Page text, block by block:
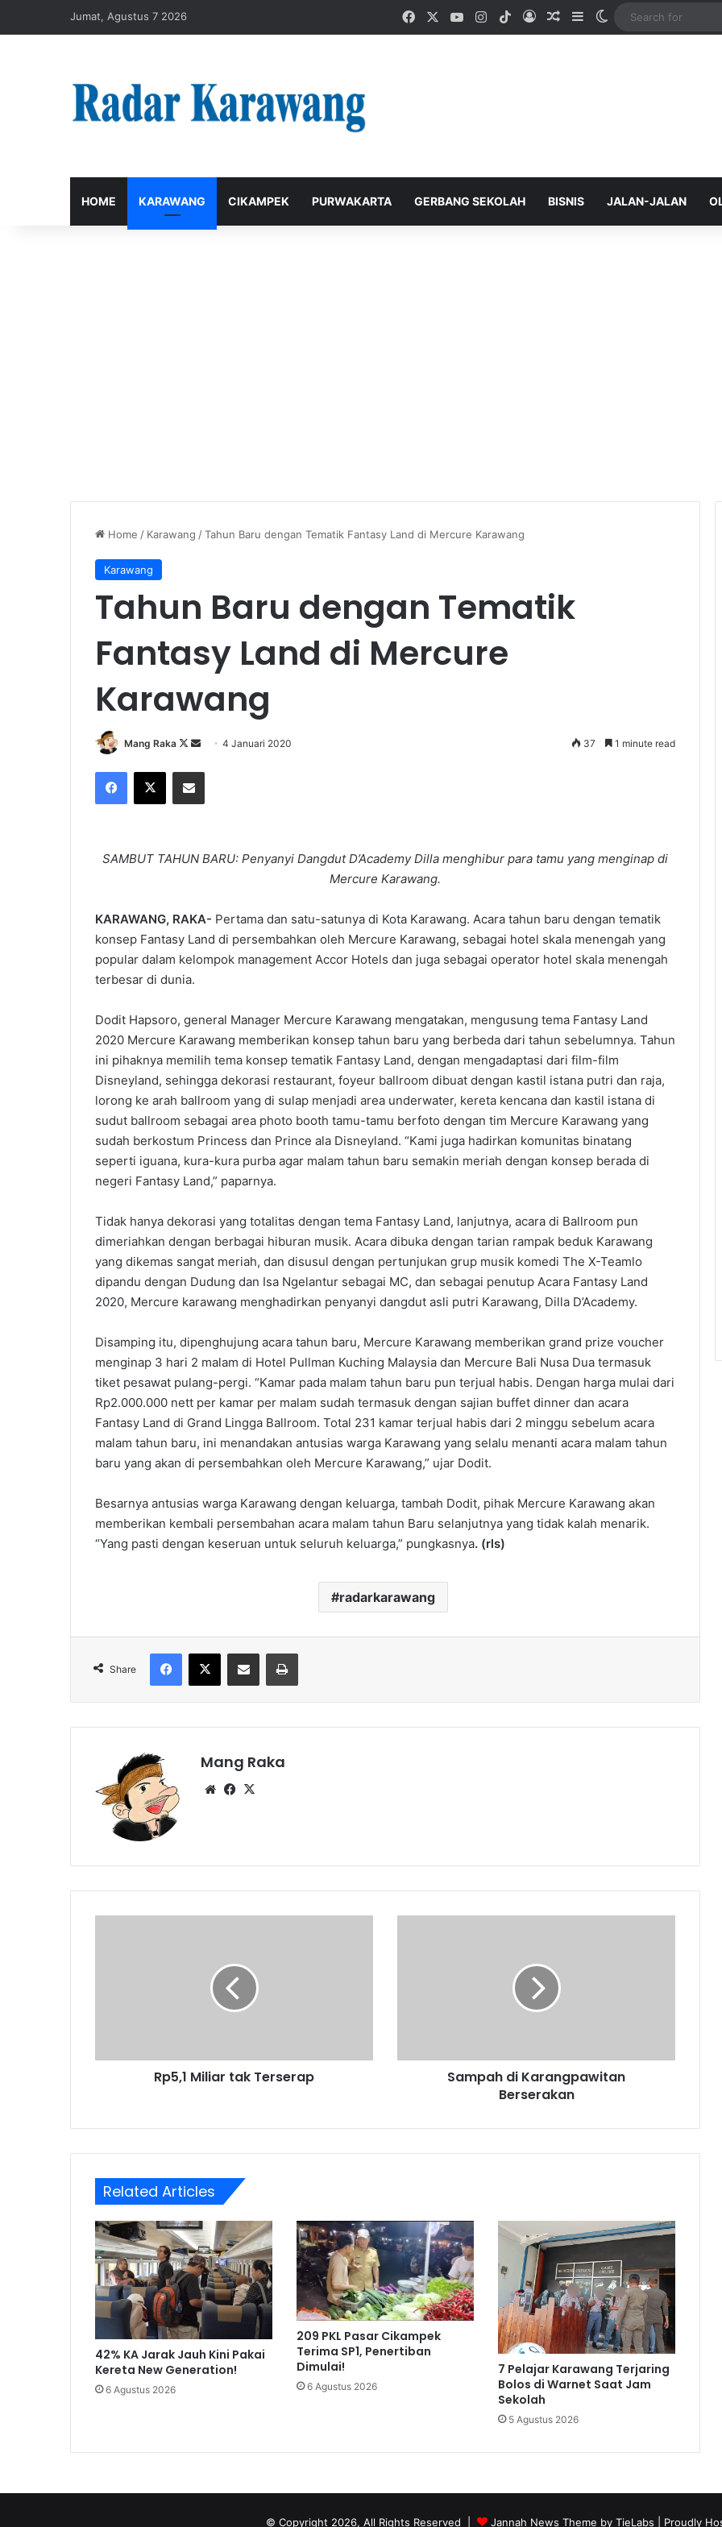
Jumat, Agustus 7 2026 FacebookYouTubeInstagram
TikTokLog InRandom Article
SidebarSwitch skin
HOME KARAWANG CIKAMPEK PURWAKARTA GERBANG SEKOLAH BISNIS JALAN-JALAN
Home / Karawang /Tahun Baru dengan Tematik Fantasy Land di Mercure Karawang
Karawang
Tahun Baru dengan Tematik
Fantasy Land di Mercure
Karawang
Mang Raka
Follow
X
Send4 Januari 2020 37 1 minute read
Facebook
X Share via Email
SAMBUT TAHUN BARU: Penyanyi Dangdut D’Academy Dilla menghibur para tamu yang menginap di
Mercure Karawang.
KARAWANG, RAKA- Pertama dan satu-satunya di Kota Karawang. Acara tahun baru dengan tematik
konsep Fantasy Land di persembahkan oleh Mercure Karawang, sebagai hotel skala menengah yang
popular dalam kelompok management Accor Hotels dan juga sebagai operator hotel skala menengah
terbesar di dunia.
Dodit Hapsoro, general Manager Mercure Karawang mengatakan, mengusung tema Fantasy Land
2020 Mercure Karawang memberikan konsep tahun baru yang berbeda dari tahun sebelumnya. Tahun
ini pihaknya memilih tema konsep tematik Fantasy Land, dengan mengadaptasi dari film-film
Disneyland, sehingga dekorasi restaurant, foyeur ballroom dibuat dengan kastil istana putri dan raja,
lorong ke arah ballroom yang di sulap menjadi area underwater, kereta kencana dan kastil istana di
sudut ballroom sebagai area photo booth tamu-tamu berfoto dengan tim Mercure Karawang yang
sudah berkostum Princess dan Prince ala Disneyland. “Kami juga hadirkan komunitas binatang
seperti iguana, kura-kura purba agar malam tahun baru semakin meriah dengan konsep berada di
negeri Fantasy Land,” paparnya.
Tidak hanya dekorasi yang totalitas dengan tema Fantasy Land, lanjutnya, acara di Ballroom pun
dimeriahkan dengan berbagai hiburan musik. Acara dibuka dengan tarian rampak beduk Karawang
yang dikemas sangat meriah, dan disusul dengan pertunjukan grup musik komedi The X-Teamlo
dipandu dengan Dudung dan Isa Ngelantur sebagai MC, dan sebagai penutup Acara Fantasy Land
2020, Mercure karawang menghadirkan penyanyi dangdut asli putri Karawang, Dilla D’Academy.
Disamping itu, dipenghujung acara tahun baru, Mercure Karawang memberikan grand prize voucher
menginap 3 hari 2 malam di Hotel Pullman Kuching Malaysia dan Mercure Bali Nusa Dua termasuk
tiket pesawat pulang-pergi. “Kamar pada malam tahun baru pun terjual habis. Dengan harga mulai dari
Rp2.000.000 nett per kamar per malam sudah termasuk dengan sajian buffet dinner dan acara
Fantasy Land di Grand Lingga Ballroom. Total 231 kamar terjual habis dari 2 minggu sebelum acara
malam tahun baru, ini menandakan antusias warga Karawang yang selalu menanti acara malam tahun
baru yang akan di persembahkan oleh Mercure Karawang,” ujar Dodit.
Besarnya antusias warga Karawang dengan keluarga, tambah Dodit, pihak Mercure Karawang akan
memberikan kembali persembahan acara malam tahun Baru selanjutnya yang tidak kalah menarik.
“Yang pasti dengan keseruan untuk seluruh keluarga,” pungkasnya. (rls)
radarkarawang
Share
Facebook
X Share via Email Print
Mang Raka
WebsiteFacebook
Rp5,1 Miliar tak Terserap
Sampah di Karangpawitan
Berserakan
Related Articles
42% KA Jarak Jauh Kini Pakai
Kereta New Generation!
6 Agustus 2026
209 PKL Pasar Cikampek
Terima SP1, Penertiban
Dimulai!
6 Agustus 2026
7 Pelajar Karawang Terjaring
Bolos di Warnet Saat Jam
Sekolah
5 Agustus 2026
© Copyright 2026, All Rights Reserved | Jannah News Theme by TieLabs | Proudly